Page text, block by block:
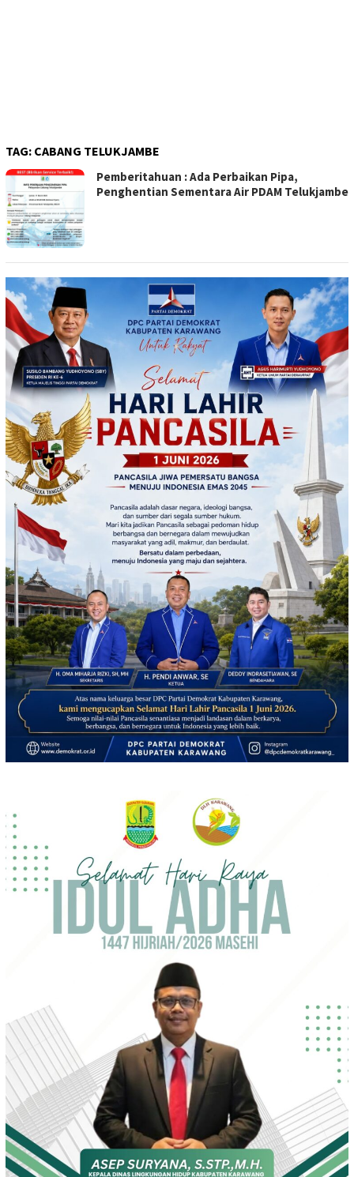
TAG: CABANG TELUKJAMBE
Pemberitahuan : Ada Perbaikan Pipa,
Penghentian Sementara Air PDAM Telukjambe